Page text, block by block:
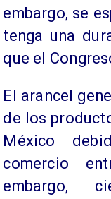
embargo, se
tenga una
que el
El arancel
de los
México
comercio
embargo,